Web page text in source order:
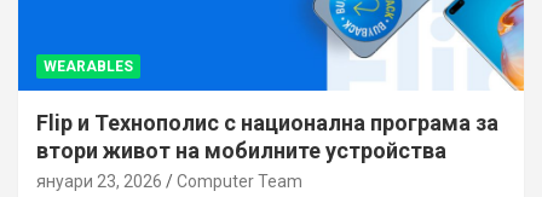
WEARABLES
Flip и Технополис с национална програма за
втори живот на мобилните устройства
януари 23, 2026 Computer Team